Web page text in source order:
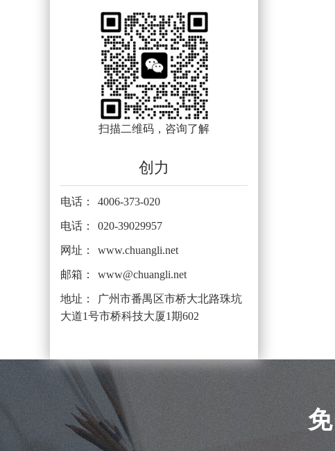
扫描二维码，咨询了解
创力
电话： 4006-373-020
电话： 020-39029957
网址： www.chuangli.net
邮箱： www@chuangli.net
地址：
广州市番禺区市桥大北路珠坑
大道1号市桥科技大厦1期602